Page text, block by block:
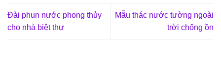
Đài phun nước phong thủy
cho nhà biệt thự
Mẫu thác nước tường ngoài
trời chống ồn